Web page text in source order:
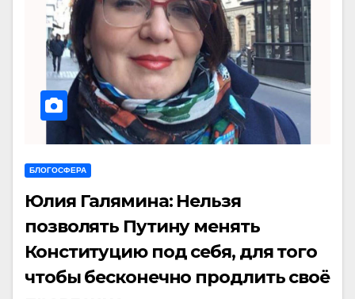
БЛОГОСФЕРА
Юлия Галямина: Нельзя
позволять Путину менять
Конституцию под себя, для того
чтобы бесконечно продлить своё